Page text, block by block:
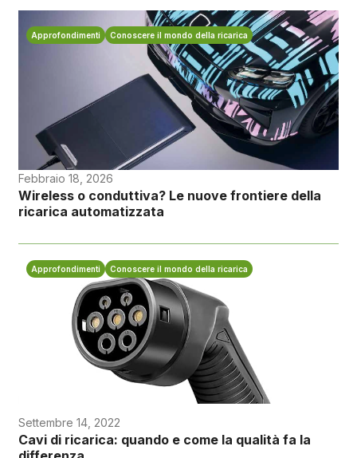
Approfondimenti Conoscere il mondo della ricarica
Febbraio 18, 2026
Wireless o conduttiva? Le nuove frontiere della
ricarica automatizzata
Approfondimenti Conoscere il mondo della ricarica
Settembre 14, 2022
Cavi di ricarica: quando e come la qualità fa la